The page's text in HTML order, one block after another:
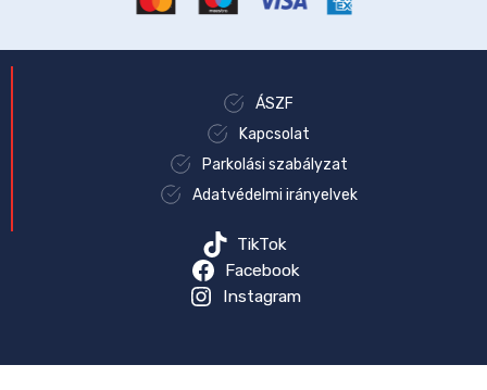
ÁSZF
Kapcsolat
Parkolási szabályzat
Adatvédelmi irányelvek
TikTok
Facebook
Instagram